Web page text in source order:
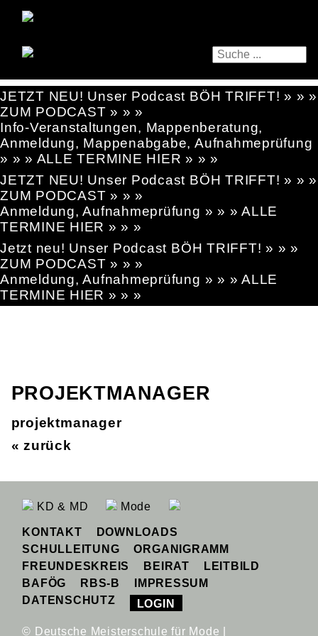
JETZT NEU! Unser Podcast BÖH TRIFFT! » » »
ZUM PODCAST » » »
Info-Veranstaltungen, Mappenberatung,
Anmeldung, Mappenabgabe, Aufnahmeprüfung
» » » ALLE TERMINE HIER » » »
JETZT NEU! Unser Podcast BÖH TRIFFT! » » »
ZUM PODCAST » » »
Anmeldung, Aufnahmeprüfung » » » ALLE
TERMINE HIER » » »
Jetzt neu! Unser Podcast BÖH TRIFFT! » » »
ZUM PODCAST » » »
Anmeldung, Aufnahmeprüfung » » » ALLE
TERMINE HIER » » »
PROJEKTMANAGER
projektmanager
« zurück
KD & MD Mode
KONTAKT
DOWNLOADS
SCHULLEITUNG
ORGANIGRAMM
FREUNDESKREIS
BEIRAT
LEITBILD
BAFÖG
RBS-B
IMPRESSUM
DATENSCHUTZ
LOGIN
© Deutsche Meisterschule für Mode |